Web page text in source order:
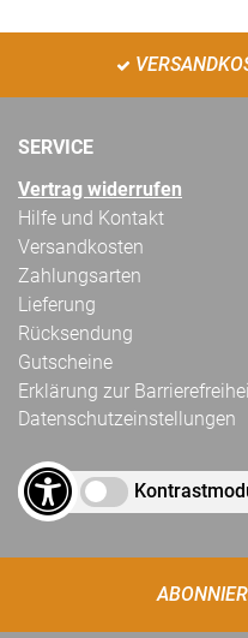
SERVICE
Vertrag widerrufen
Hilfe und Kontakt
Versandkosten
Zahlungsarten
Lieferung
Rücksendung
Gutscheine
Erklärung zur
Datenschutzeinstellungen